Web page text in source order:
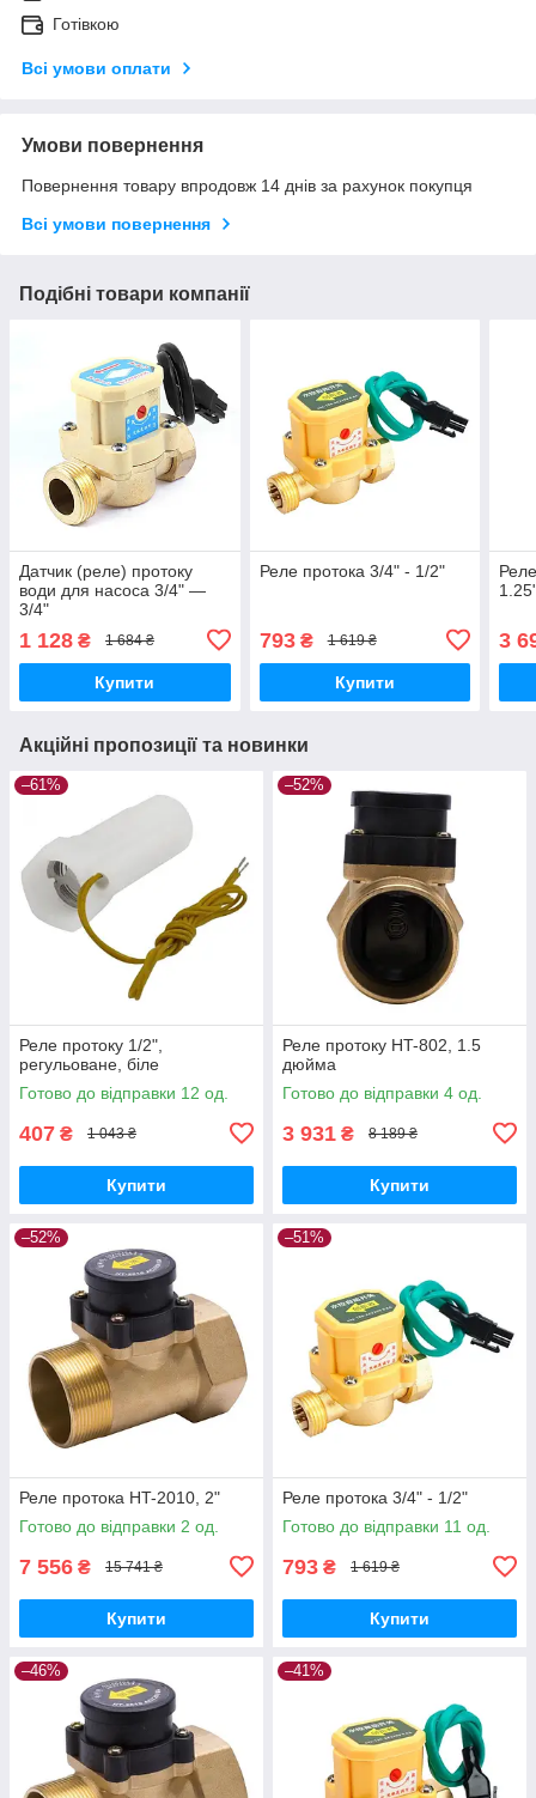
Готівкою
Всі умови оплати
Умови повернення
Повернення товару впродовж 14 днів за рахунок покупця
Всі умови повернення
Подібні товари компанії
Датчик (реле) протоку
води для насоса 3/4" —
3/4"
1 128 ₴ 1 684 ₴
Купити
Реле протока 3/4" - 1/2"
793₴ 1 619 ₴
Купити
3
Акційні пропозиції та новинки
–61%
Реле протоку 1/2",
регульоване, біле
Готово до відправки 12 од.
407 ₴ 1 043 ₴
Купити
–52%
Реле протоку HT-802, 1.5
дюйма
Готово до відправки 4 од.
3 931 ₴ 8 189 ₴
Купити
–52%
Реле протока HT-2010, 2"
Готово до відправки 2 од.
7 556 ₴ 15 741 ₴
Купити
–51%
Реле протока 3/4" - 1/2"
Готово до відправки 11 од.
793 ₴ 1 619 ₴
Купити
–46% –41%